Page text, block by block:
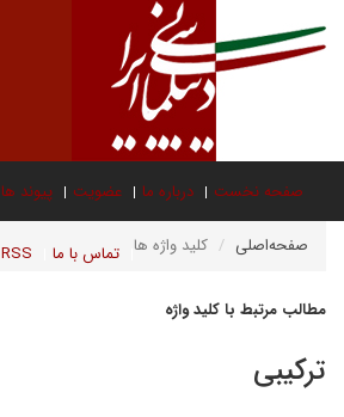
صفحه نخست درباره ما عضویت پیوند ها
تماس با ما RSS صفحه‌اصلی کلید واژه ها
مطالب مرتبط با کلید واژه
ترکیبی